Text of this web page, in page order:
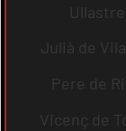
Ullastrell
Julià de
Pere de
Vicenç de